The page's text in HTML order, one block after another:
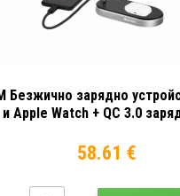
Безжично зарядно
Apple Watch + QC 3.0
58.61 €